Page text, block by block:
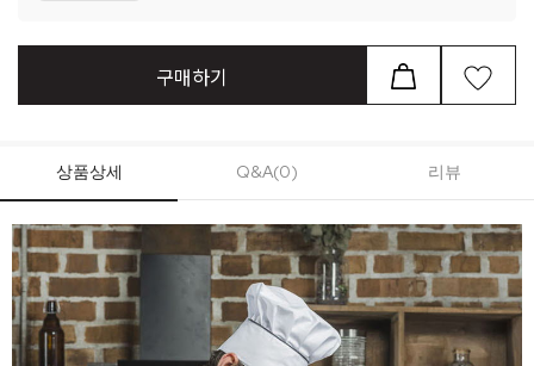
구매하기
상품상세 Q&A(0) 리뷰